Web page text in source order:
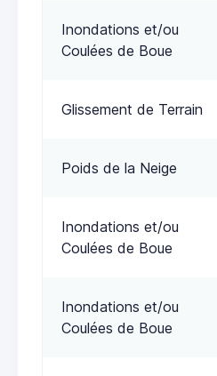
Inondations et/ou
Coulées de Boue
Glissement de Terrain
Poids de la Neige
Inondations et/ou
Coulées de Boue
Inondations et/ou
Coulées de Boue